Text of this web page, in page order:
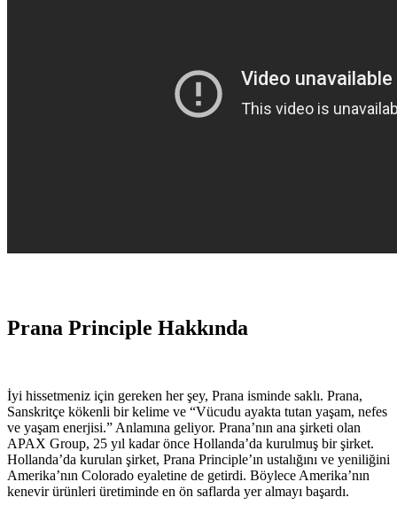
Prana Principle Hakkında
İyi hissetmeniz için gereken her şey, Prana isminde saklı. Prana,
Sanskritçe kökenli bir kelime ve “Vücudu ayakta tutan yaşam, nefes
ve yaşam enerjisi.” Anlamına geliyor. Prana’nın ana şirketi olan
APAX Group, 25 yıl kadar önce Hollanda’da kurulmuş bir şirket.
Hollanda’da kurulan şirket, Prana Principle’ın ustalığını ve yeniliğini
Amerika’nın Colorado eyaletine de getirdi. Böylece Amerika’nın
kenevir ürünleri üretiminde en ön saflarda yer almayı başardı.